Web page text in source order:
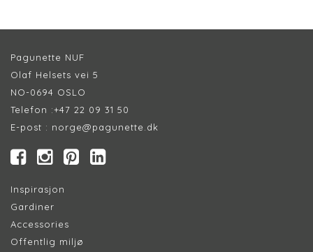
Pagunette NUF
Olaf Helsets vei 5
NO-0694 OSLO
Telefon :+47 22 09 31 50
E-post : norge@pagunette.dk
Inspirasjon
Gardiner
Accessories
Offentlig miljø